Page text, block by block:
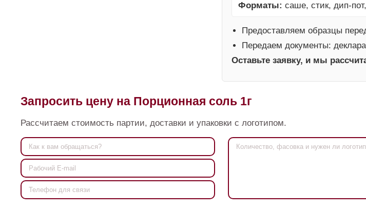
Форматы: саше, стик, дип-
Предоставляем образцы
Передаем документы:
Оставьте заявку, и мы
Запросить цену на Порционная соль 1г
Рассчитаем стоимость партии, доставки и упаковки с логотипом.